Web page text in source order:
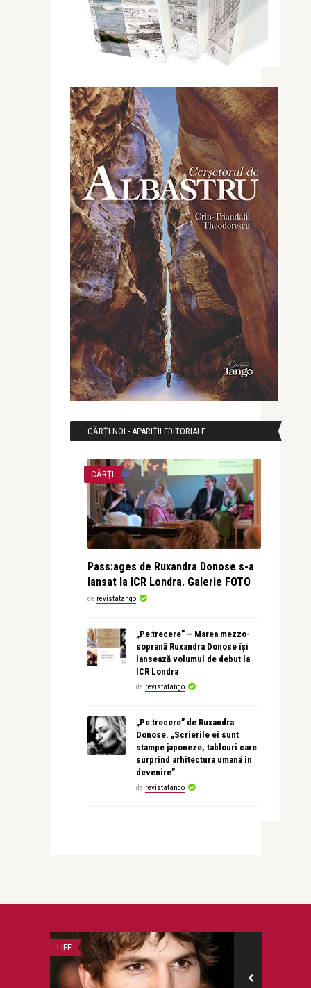
CĂRȚI NOI - APARIȚII EDITORIALE
CĂRȚI
Pass:ages de Ruxandra Donose s-a
lansat la ICR Londra. Galerie FOTO
de revistatango
„Pe:trecere” – Marea mezzo-
soprană Ruxandra Donose își
lansează volumul de debut la
ICR Londra
de revistatango
„Pe:trecere” de Ruxandra
Donose. „Scrierile ei sunt
stampe japoneze, tablouri care
surprind arhitectura umană în
devenire”
de revistatango
LIFE